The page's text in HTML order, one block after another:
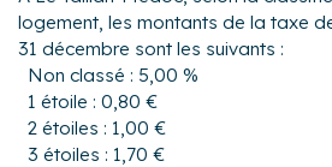
logement, les montants de la taxe
31 décembre sont les suivants :
Non classé : 5,00 %
1 étoile : 0,80 €
2 étoiles : 1,00 €
3 étoiles : 1,70 €